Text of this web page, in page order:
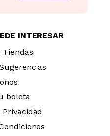
INTERESAR
Tiendas
boleta